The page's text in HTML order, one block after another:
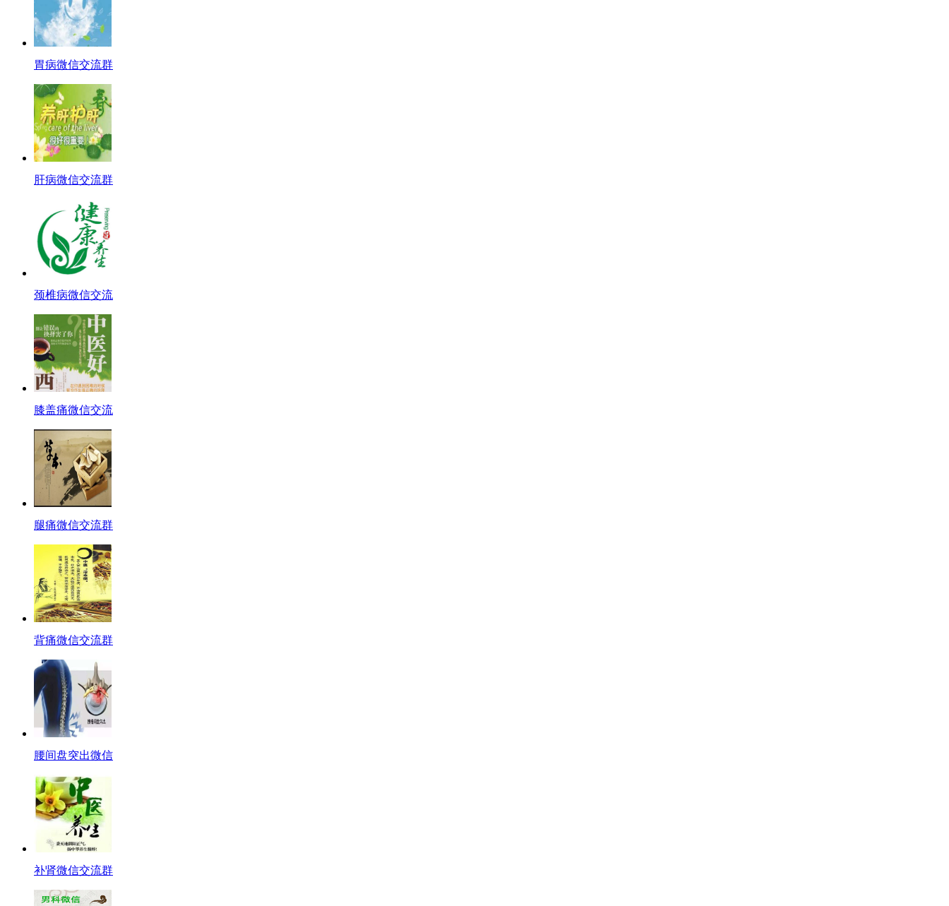
胃病微信交流群
肝病微信交流群
颈椎病微信交流
膝盖痛微信交流
腿痛微信交流群
背痛微信交流群
腰间盘突出微信
补肾微信交流群